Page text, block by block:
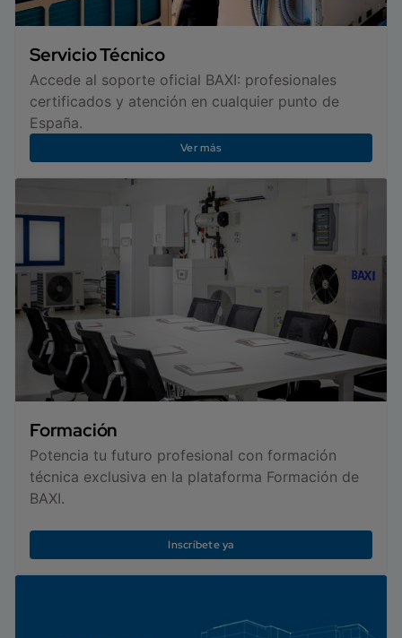
Servicio Técnico
Accede al soporte oficial BAXI: profesionales
certificados y atención en cualquier punto de
España.
Ver más
Formación
Potencia tu futuro profesional con formación
técnica exclusiva en la plataforma Formación de
BAXI.
Inscríbete ya